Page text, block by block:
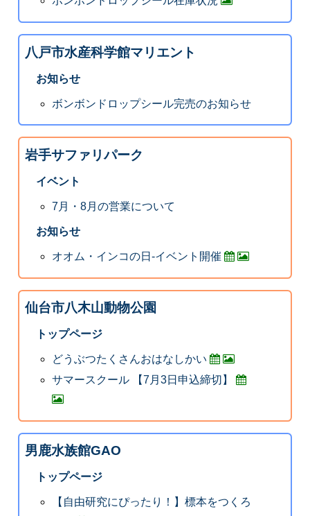
八戸市水産科学館マリエント
お知らせ
ボンボンドロップシール完売のお知らせ
岩手サファリパーク
イベント
7月・8月の営業について
お知らせ
オオム・インコの日-イベント開催
仙台市八木山動物公園
トップページ
どうぶつたくさんおはなしかい
サマースクール 【7月3日申込締切】
男鹿水族館GAO
トップページ
【自由研究にぴったり！】標本をつくろ